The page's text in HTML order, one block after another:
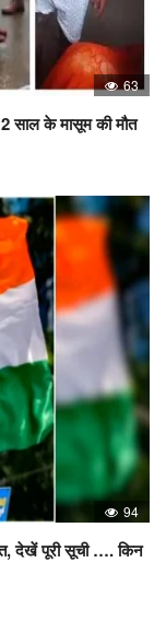
63
साल के मासूम की मौत
94
देखें पूरी सूची …. किन